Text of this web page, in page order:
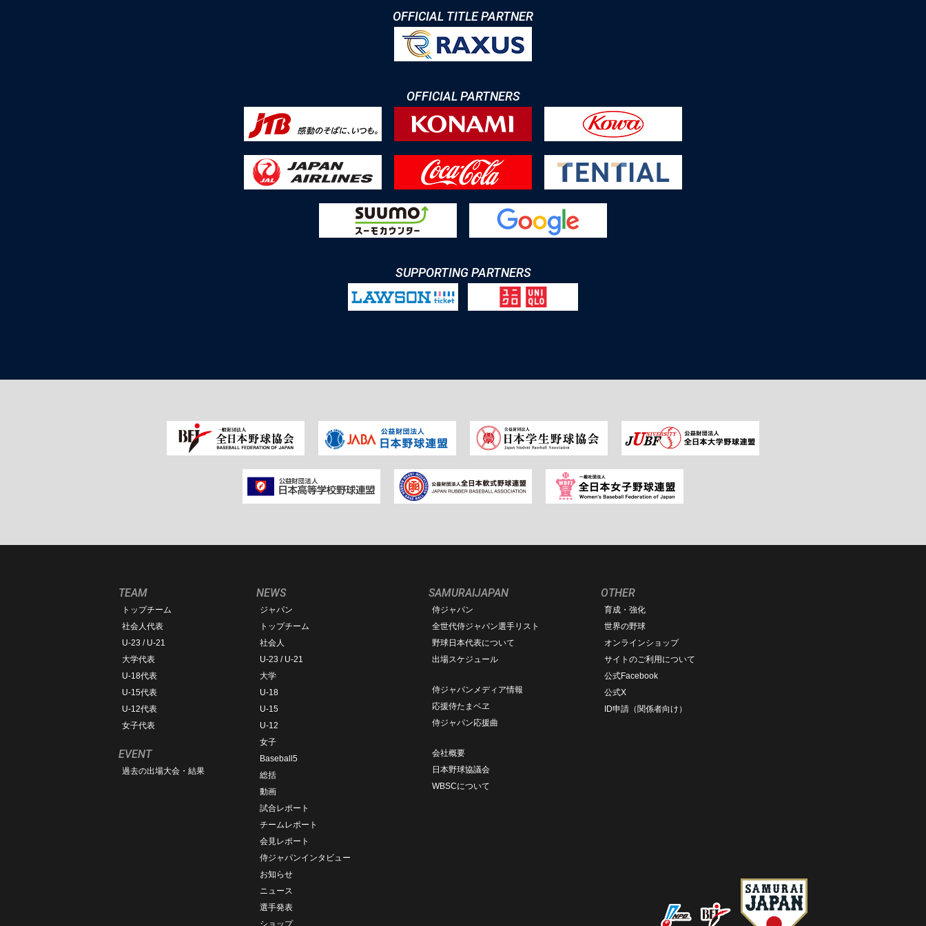
OFFICIAL TITLE PARTNER
OFFICIAL PARTNERS
SUPPORTING PARTNERS
TEAM
トップチーム
社会人代表
U-23 / U-21
大学代表
U-18代表
U-15代表
U-12代表
女子代表
EVENT
過去の出場大会・結果
NEWS
ジャパン
トップチーム
社会人
U-23 / U-21
大学
U-18
U-15
U-12
女子
Baseball5
総括
動画
試合レポート
チームレポート
会見レポート
侍ジャパンインタビュー
お知らせ
ニュース
選手発表
ショップ
SAMURAIJAPAN
侍ジャパン
全世代侍ジャパン選手リスト
野球日本代表について
出場スケジュール
侍ジャパンメディア情報
応援侍たまベヱ
侍ジャパン応援曲
会社概要
日本野球協議会
WBSCについて
OTHER
育成・強化
世界の野球
オンラインショップ
サイトのご利用について
公式Facebook
公式X
ID申請（関係者向け）